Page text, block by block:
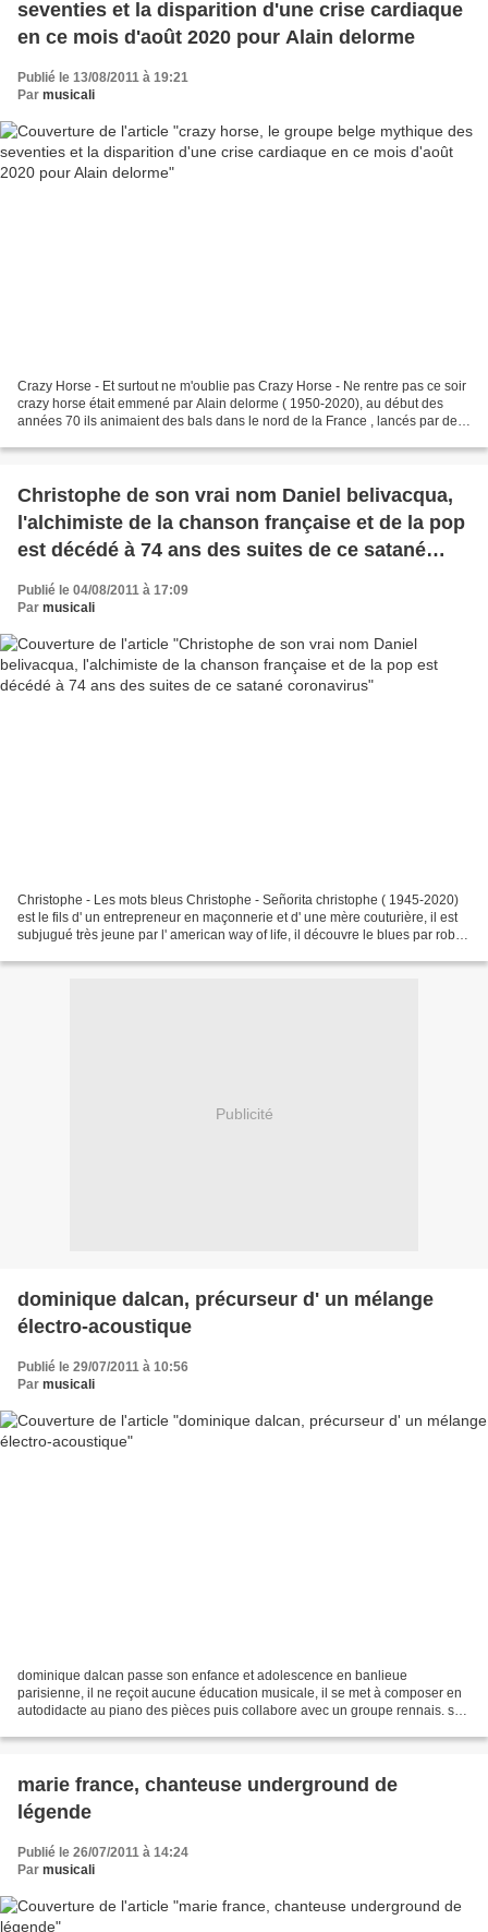
seventies et la disparition d'une crise cardiaque
en ce mois d'août 2020 pour Alain delorme
Publié le 13/08/2011 à 19:21
Par musicali
Crazy Horse - Et surtout ne m'oublie pas Crazy Horse - Ne rentre pas ce soir
crazy horse était emmené par Alain delorme ( 1950-2020), au début des
années 70 ils animaient des bals dans le nord de la France , lancés par des
Christophe de son vrai nom Daniel belivacqua,
l'alchimiste de la chanson française et de la pop
est décédé à 74 ans des suites de ce satané
coronavirus
Publié le 04/08/2011 à 17:09
Par musicali
Christophe - Les mots bleus Christophe - Señorita christophe ( 1945-2020)
est le fils d' un entrepreneur en maçonnerie et d' une mère couturière, il est
subjugué très jeune par l' american way of life, il découvre le blues par robert
Publicité
dominique dalcan, précurseur d' un mélange
électro-acoustique
Publié le 29/07/2011 à 10:56
Par musicali
dominique dalcan passe son enfance et adolescence en banlieue
parisienne, il ne reçoit aucune éducation musicale, il se met à composer en
autodidacte au piano des pièces puis collabore avec un groupe rennais. son
marie france, chanteuse underground de
légende
Publié le 26/07/2011 à 14:24
Par musicali